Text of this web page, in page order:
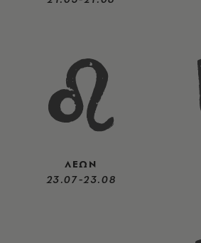
ΛΕΩΝ
23.07-23.08